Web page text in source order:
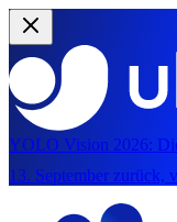
YOLO Vision 2026:
13. September zurück,